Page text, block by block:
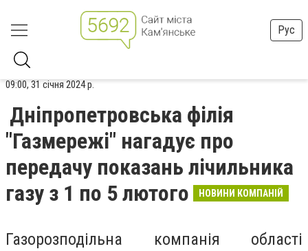
Рус
09:00, 31 січня 2024 р.
Дніпропетровська філія
"Газмережі" нагадує про
передачу показань лічильника
газу з 1 по 5 лютого
НОВИНИ КОМПАНІЙ
Газорозподільна компанія області